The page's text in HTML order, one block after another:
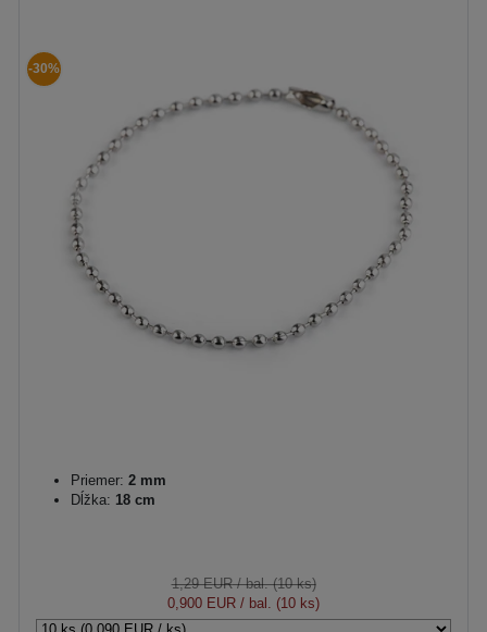
-30%
Priemer: 2 mm
Dĺžka: 18 cm
1,29 EUR/ bal. (10 ks)
0,900 EUR / bal. (10 ks)